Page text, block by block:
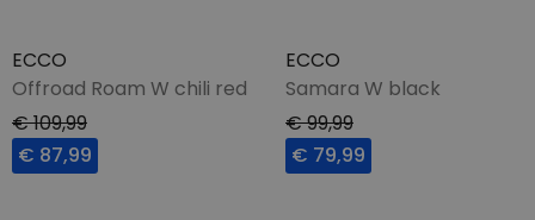
ECCO
Offroad Roam W chili red
€ 109,99
€ 87,99
ECCO
Samara W black
€ 99,99
€ 79,99